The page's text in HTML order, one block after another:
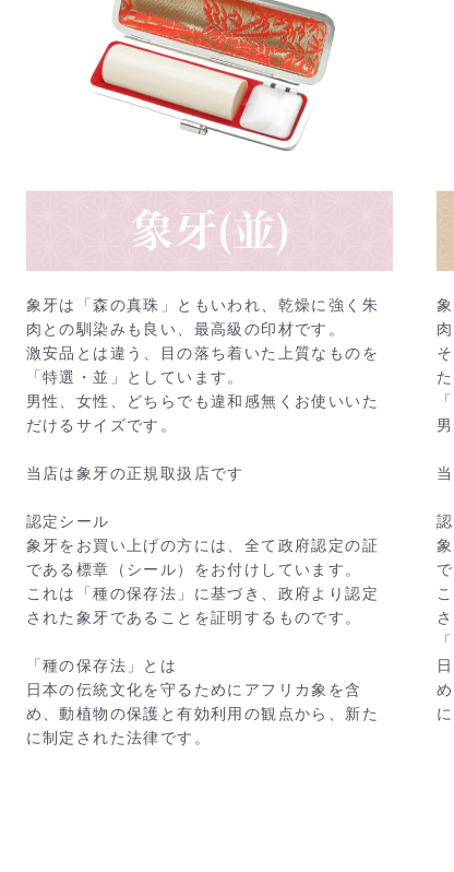
象牙は「森の真珠」ともいわれ、乾燥に強く朱
肉との馴染みも良い、最高級の印材です。
激安品とは違う、目の落ち着いた上質なものを
「特選・並」としています。
男性、女性、どちらでも違和感無くお使いいた
だけるサイズです。
当店は象牙の正規取扱店です
認定シール
象牙をお買い上げの方には、全て政府認定の証
である標章（シール）をお付けしています。
これは「種の保存法」に基づき、政府より認定
された象牙であることを証明するものです。
「種の保存法」とは
日本の伝統文化を守るためにアフリカ象を含
め、動植物の保護と有効利用の観点から、新た
に制定された法律です。